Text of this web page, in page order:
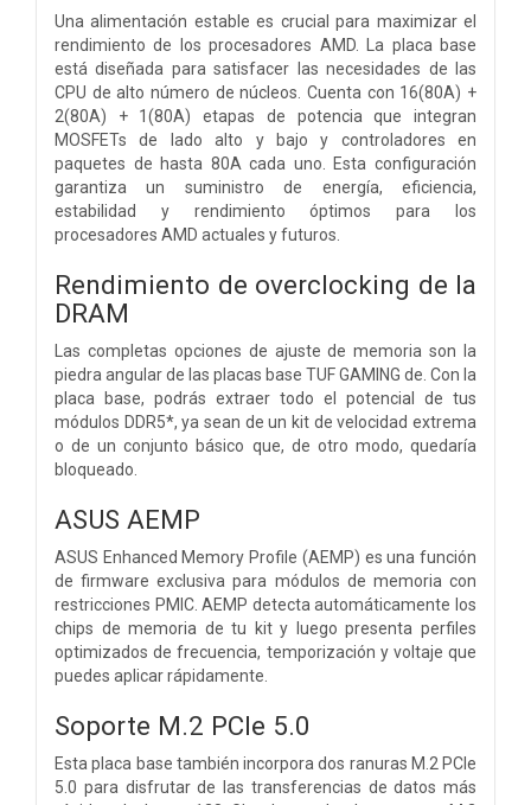
Una alimentación estable es crucial para maximizar el
rendimiento de los procesadores AMD. La placa base
está diseñada para satisfacer las necesidades de las
CPU de alto número de núcleos. Cuenta con 16(80A) +
2(80A) + 1(80A) etapas de potencia que integran
MOSFETs de lado alto y bajo y controladores en
paquetes de hasta 80A cada uno. Esta configuración
garantiza un suministro de energía, eficiencia,
estabilidad y rendimiento óptimos para los
procesadores AMD actuales y futuros.
Rendimiento de overclocking de la
DRAM
Las completas opciones de ajuste de memoria son la
piedra angular de las placas base TUF GAMING de. Con la
placa base, podrás extraer todo el potencial de tus
módulos DDR5*, ya sean de un kit de velocidad extrema
o de un conjunto básico que, de otro modo, quedaría
bloqueado.
ASUS AEMP
ASUS Enhanced Memory Profile (AEMP) es una función
de firmware exclusiva para módulos de memoria con
restricciones PMIC. AEMP detecta automáticamente los
chips de memoria de tu kit y luego presenta perfiles
optimizados de frecuencia, temporización y voltaje que
puedes aplicar rápidamente.
Soporte M.2 PCIe 5.0
Esta placa base también incorpora dos ranuras M.2 PCIe
5.0 para disfrutar de las transferencias de datos más